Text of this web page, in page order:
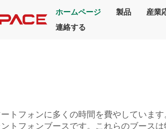
ホームページ 製品 産業
連絡する
トフォンに多くの時間を費やしていま
トフォンブースです。これらのブース